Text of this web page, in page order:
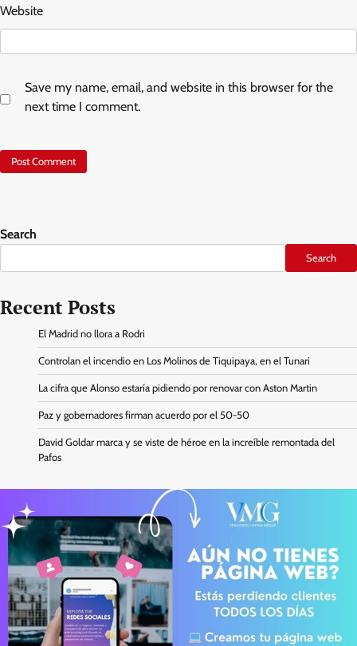
Website
Save my name, email, and website in this browser for the
next time I comment.
Search
Search
Recent Posts
El Madrid no llora a Rodri
Controlan el incendio en Los Molinos de Tiquipaya, en el Tunari
La cifra que Alonso estaría pidiendo por renovar con Aston Martin
Paz y gobernadores firman acuerdo por el 50-50
David Goldar marca y se viste de héroe en la increíble remontada del
Pafos